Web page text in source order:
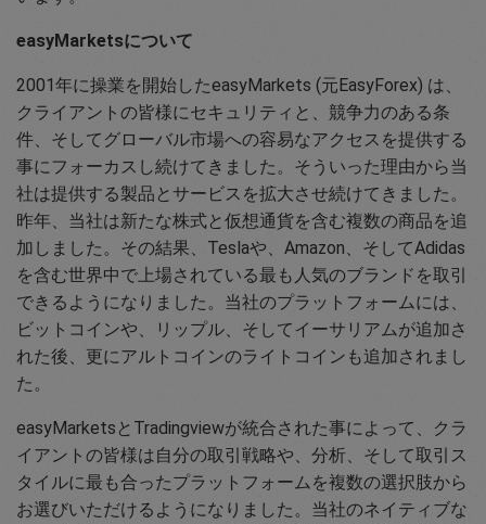
easyMarketsについて
2001年に操業を開始したeasyMarkets (元EasyForex) は、
クライアントの皆様にセキュリティと、競争力のある条
件、そしてグローバル市場への容易なアクセスを提供する
事にフォーカスし続けてきました。そういった理由から当
社は提供する製品とサービスを拡大させ続けてきました。
昨年、当社は新たな株式と仮想通貨を含む複数の商品を追
加しました。その結果、Teslaや、Amazon、そしてAdidas
を含む世界中で上場されている最も人気のブランドを取引
できるようになりました。当社のプラットフォームには、
ビットコインや、リップル、そしてイーサリアムが追加さ
れた後、更にアルトコインのライトコインも追加されまし
た。
easyMarketsとTradingviewが統合された事によって、クラ
イアントの皆様は自分の取引戦略や、分析、そして取引ス
タイルに最も合ったプラットフォームを複数の選択肢から
お選びいただけるようになりました。当社のネイティブな